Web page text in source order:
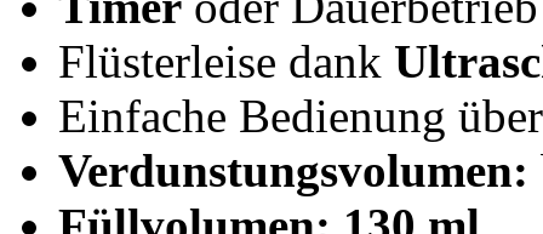
Flüsterleise dank
Einfache Bedienung
Verdunstungsvolumen: